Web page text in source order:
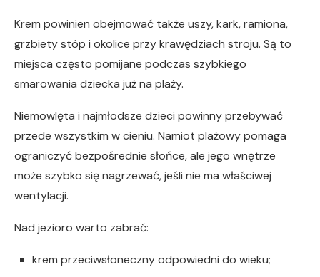
Krem powinien obejmować także uszy, kark, ramiona,
grzbiety stóp i okolice przy krawędziach stroju. Są to
miejsca często pomijane podczas szybkiego
smarowania dziecka już na plaży.
Niemowlęta i najmłodsze dzieci powinny przebywać
przede wszystkim w cieniu. Namiot plażowy pomaga
ograniczyć bezpośrednie słońce, ale jego wnętrze
może szybko się nagrzewać, jeśli nie ma właściwej
wentylacji.
Nad jezioro warto zabrać:
krem przeciwsłoneczny odpowiedni do wieku;